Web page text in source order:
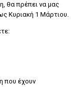
θα πρέπει να μας
Κυριακή 1 Μάρτιου.
που έχουν